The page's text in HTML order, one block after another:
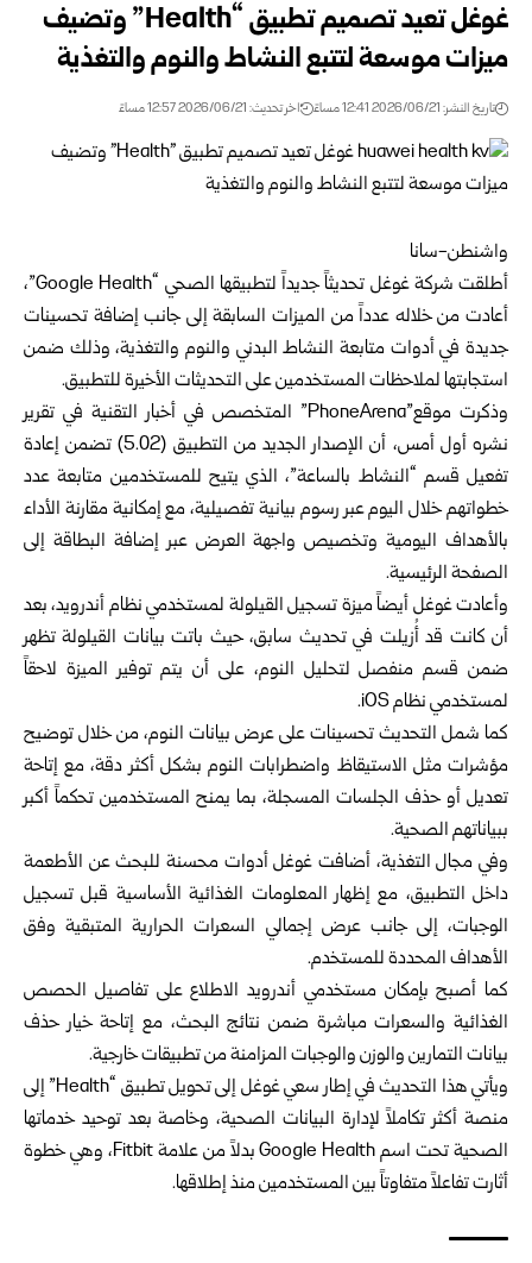
غوغل تعيد تصميم تطبيق “Health” وتضيف
ميزات موسعة لتتبع النشاط والنوم والتغذية
تاريخ النشر: 2026/06/21 12:41 مساءً اخر تحديث: 2026/06/21 12:57 مساءً
واشنطن-سانا
أطلقت شركة غوغل تحديثاً جديداً لتطبيقها الصحي “Google Health”،
أعادت من خلاله عدداً من الميزات السابقة إلى جانب إضافة تحسينات
جديدة في أدوات متابعة النشاط البدني والنوم والتغذية، وذلك ضمن
استجابتها لملاحظات المستخدمين على التحديثات الأخيرة للتطبيق.
وذكرت موقع”PhoneArena” المتخصص في أخبار التقنية في تقرير
نشره أول أمس، أن الإصدار الجديد من التطبيق (5.02) تضمن إعادة
تفعيل قسم “النشاط بالساعة”، الذي يتيح للمستخدمين متابعة عدد
خطواتهم خلال اليوم عبر رسوم بيانية تفصيلية، مع إمكانية مقارنة الأداء
بالأهداف اليومية وتخصيص واجهة العرض عبر إضافة البطاقة إلى
الصفحة الرئيسية.
وأعادت غوغل أيضاً ميزة تسجيل القيلولة لمستخدمي نظام أندرويد، بعد
أن كانت قد أُزيلت في تحديث سابق، حيث باتت بيانات القيلولة تظهر
ضمن قسم منفصل لتحليل النوم، على أن يتم توفير الميزة لاحقاً
لمستخدمي نظام iOS.
كما شمل التحديث تحسينات على عرض بيانات النوم، من خلال توضيح
مؤشرات مثل الاستيقاظ واضطرابات النوم بشكل أكثر دقة، مع إتاحة
تعديل أو حذف الجلسات المسجلة، بما يمنح المستخدمين تحكماً أكبر
ببياناتهم الصحية.
وفي مجال التغذية، أضافت غوغل أدوات محسنة للبحث عن الأطعمة
داخل التطبيق، مع إظهار المعلومات الغذائية الأساسية قبل تسجيل
الوجبات، إلى جانب عرض إجمالي السعرات الحرارية المتبقية وفق
الأهداف المحددة للمستخدم.
كما أصبح بإمكان مستخدمي أندرويد الاطلاع على تفاصيل الحصص
الغذائية والسعرات مباشرة ضمن نتائج البحث، مع إتاحة خيار حذف
بيانات التمارين والوزن والوجبات المزامنة من تطبيقات خارجية.
ويأتي هذا التحديث في إطار سعي غوغل إلى تحويل تطبيق “Health” إلى
منصة أكثر تكاملاً لإدارة البيانات الصحية، وخاصة بعد توحيد خدماتها
الصحية تحت اسم Google Health بدلاً من علامة Fitbit، وهي خطوة
أثارت تفاعلاً متفاوتاً بين المستخدمين منذ إطلاقها.